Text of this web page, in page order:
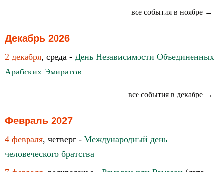
все события в ноябре →
Декабрь 2026
2 декабря, среда - День Независимости Объединенных
Арабских Эмиратов
все события в декабре →
Февраль 2027
4 февраля, четверг - Международный день
человеческого братства